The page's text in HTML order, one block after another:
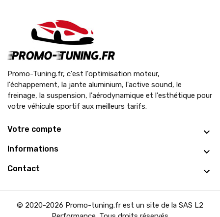
Promo-Tuning.fr, c'est l'optimisation moteur,
l'échappement, la jante aluminium, l'active sound, le
freinage, la suspension, l'aérodynamique et l'esthétique pour
votre véhicule sportif aux meilleurs tarifs.
Votre compte
Informations
Contact
© 2020-2026 Promo-tuning.fr est un site de la SAS L2